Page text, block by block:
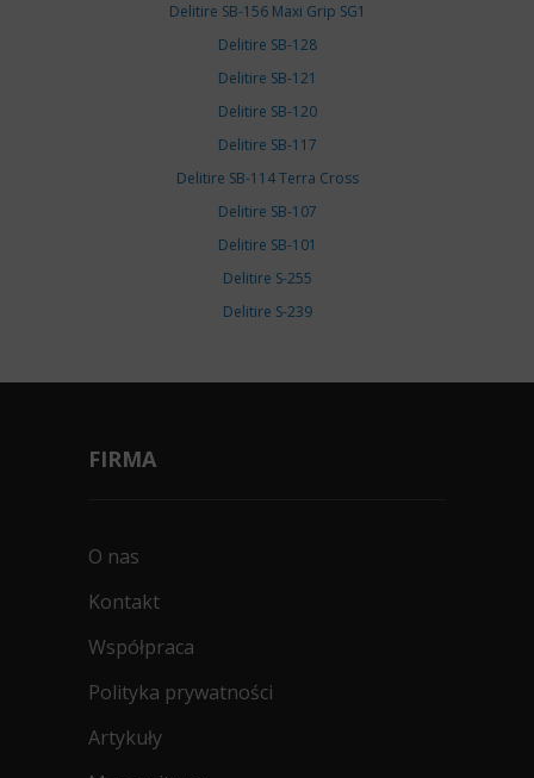
Delitire SB-156 Maxi Grip SG1
Delitire SB-128
Delitire SB-121
Delitire SB-120
Delitire SB-117
Delitire SB-114 Terra Cross
Delitire SB-107
Delitire SB-101
Delitire S-255
Delitire S-239
FIRMA
O nas
Kontakt
Współpraca
Polityka prywatności
Artykuły